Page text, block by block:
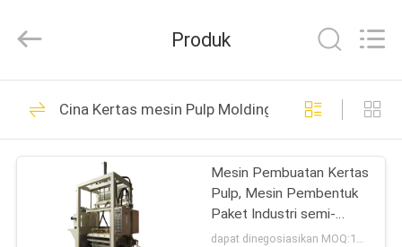
RUMAH
PRODUK
VIDEO
Equipment
Rights
Peralatan
Pembuatan Pulp
64
Produk
Cina Kertas mesin Pulp Molding
Mesin Pembuatan Kertas
Pulp, Mesin Pembentuk
Paket Industri semi-
otomatis
dapat dinegosiasikan MOQ:1set